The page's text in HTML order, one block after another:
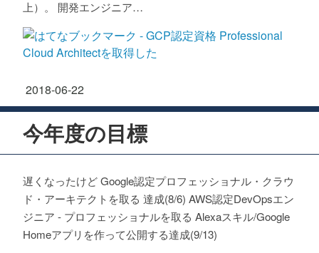
上）。 開発エンジニア…
2018-06-22
今年度の目標
遅くなったけど Google認定プロフェッショナル・クラウ
ド・アーキテクトを取る 達成(8/6) AWS認定DevOpsエン
ジニア - プロフェッショナルを取る Alexaスキル/Google
Homeアプリを作って公開する達成(9/13)